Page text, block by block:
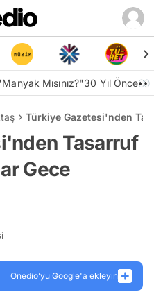
Mısınız?"30 Yıl Önce👀
Türkiye Gazetesi'nden
Tasarruf
Gece
Onedio’yu Google'a ekleyin